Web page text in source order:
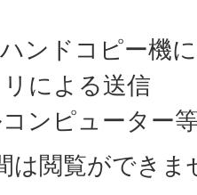
ンドコピー機
による送信
ンピューター
は閲覧ができ